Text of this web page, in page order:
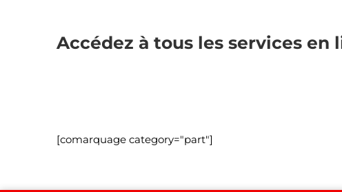
Accédez à tous les services en
[comarquage category="part"]